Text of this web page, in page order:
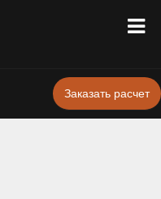
Заказать расчет